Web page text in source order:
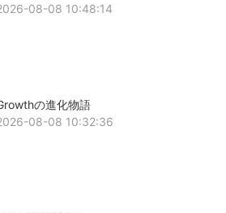
08-08 10:48:14
の進化物語
08-08 10:32:36